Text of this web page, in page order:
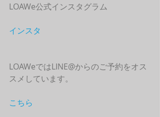
LOAWe公式インスタグラム
インスタ
LOAWeではLINE@からのご予約をオス
スメしています。
こちら